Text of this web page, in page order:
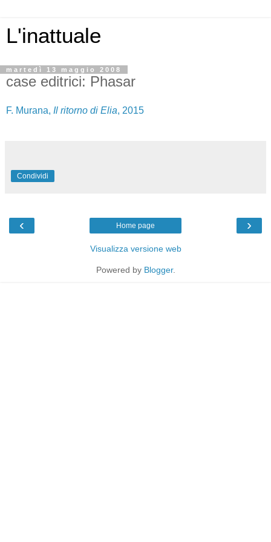
L'inattuale
martedì 13 maggio 2008
case editrici: Phasar
F. Murana, Il ritorno di Elia, 2015
Condividi
‹ ›
Home page
Visualizza versione web
Powered by Blogger.